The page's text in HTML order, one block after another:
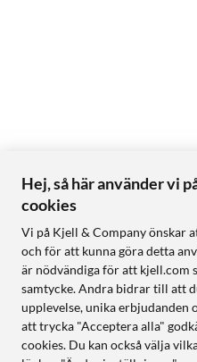
Hej, så här använder vi
cookies
Vi på Kjell & Company önskar
och för att kunna göra detta
är nödvändiga för att kjell.com
samtycke. Andra bidrar till att
upplevelse, unika erbjudanden
att trycka "Acceptera alla"
cookies. Du kan också välja